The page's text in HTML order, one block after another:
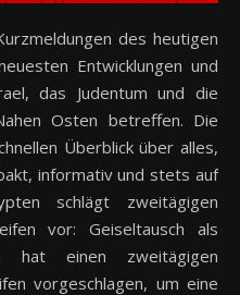
Entwicklungen und
das Judentum und die
Osten betreffen. Die
Überblick über alles,
informativ und stets auf
schlägt zweitägigen
vor: Geiseltausch als
hat einen zweitägigen
vorgeschlagen, um eine